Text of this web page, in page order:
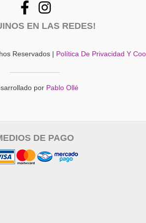
elegir
página
EN LAS REDES!
Reservados | Política De Privacidad Y
por Pablo Ollé
DE PAGO